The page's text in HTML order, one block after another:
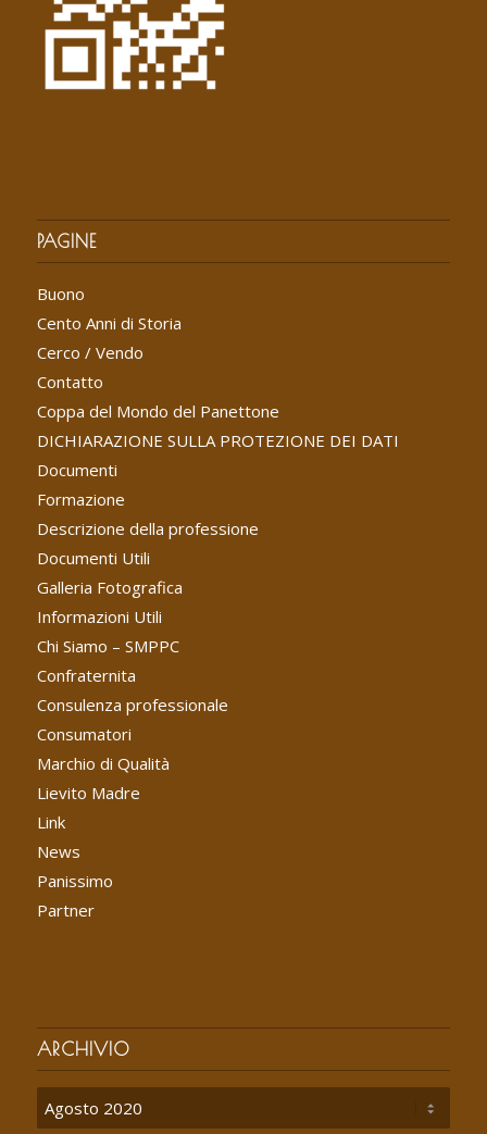
PAGINE
Buono
Cento Anni di Storia
Cerco / Vendo
Contatto
Coppa del Mondo del Panettone
DICHIARAZIONE SULLA PROTEZIONE DEI DATI
Documenti
Formazione
Descrizione della professione
Documenti Utili
Galleria Fotografica
Informazioni Utili
Chi Siamo – SMPPC
Confraternita
Consulenza professionale
Consumatori
Marchio di Qualità
Lievito Madre
Link
News
Panissimo
Partner
ARCHIVIO